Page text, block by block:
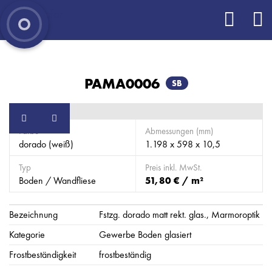
PAMA0006 SB
Farbe
dorado (weiß)
Abmessungen (mm)
1.198 x 598 x 10,5
Typ
Boden / Wandfliese
Preis inkl. MwSt.
51,80 € / m²
Bezeichnung
Fstzg. dorado matt rekt. glas., Marmoroptik
Kategorie
Gewerbe Boden glasiert
Frostbeständigkeit
frostbeständig